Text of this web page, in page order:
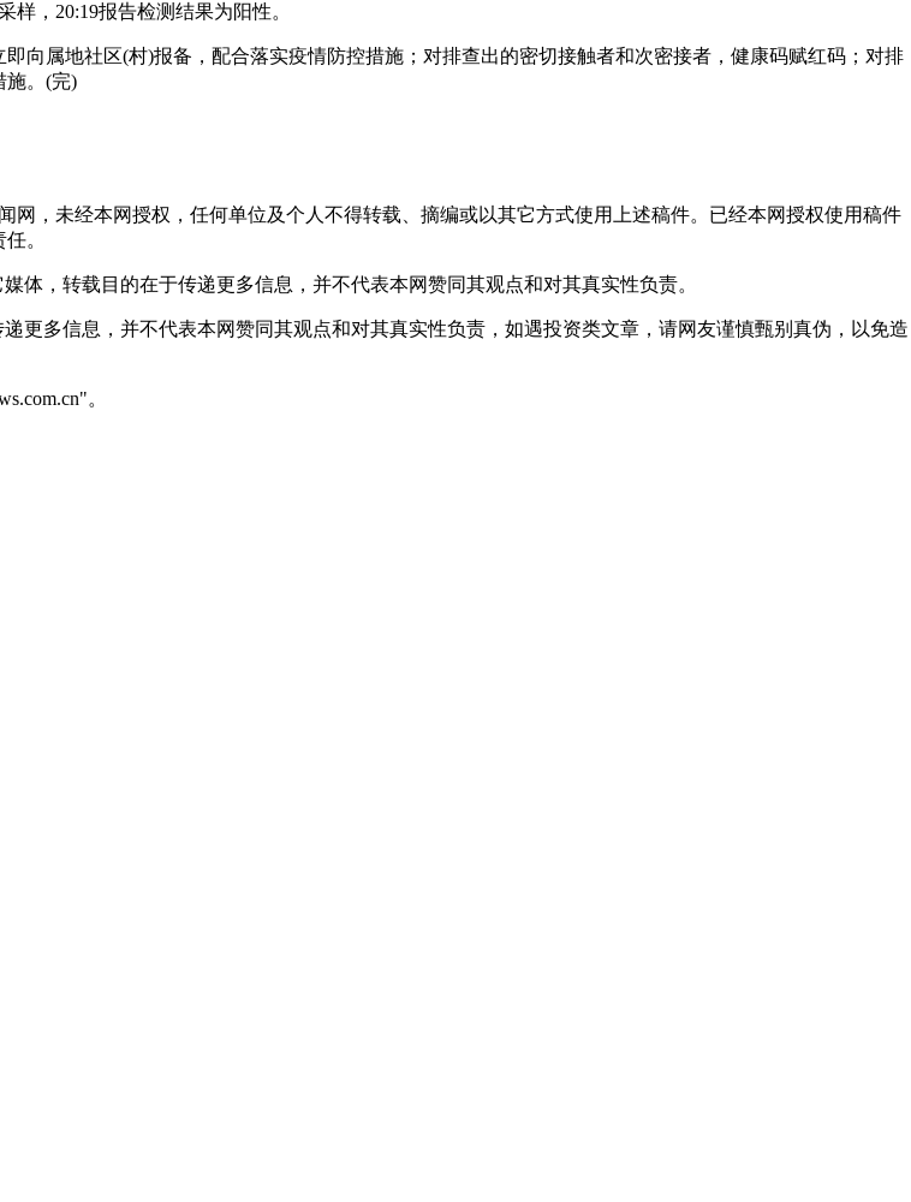
，20:19报告检测结果为阳性。
属地社区(村)报备，配合落实疫情防控措施；对排查出的密切接触者和次密接者，健康码赋红码；对排
施。(完)
网，未经本网授权，任何单位及个人不得转载、摘编或以其它方式使用上述稿件。已经本网授权使用稿件
。
体，转载目的在于传递更多信息，并不代表本网赞同其观点和对其真实性负责。
更多信息，并不代表本网赞同其观点和对其真实性负责，如遇投资类文章，请网友谨慎甄别真伪，以免造
。